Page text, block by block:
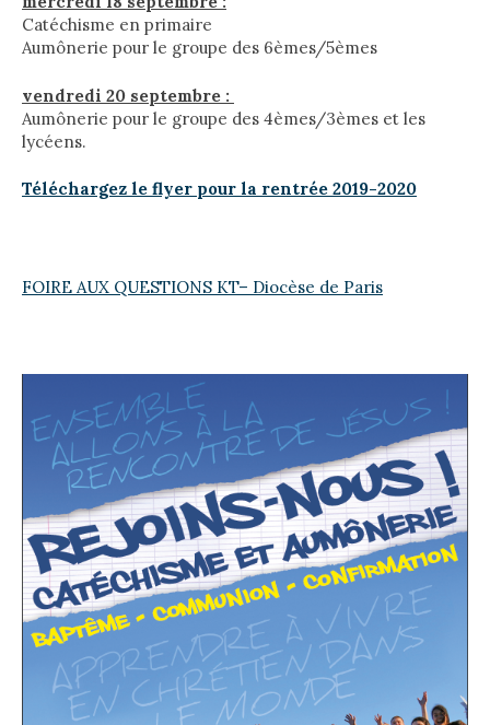
Catéchisme en primaire
Aumônerie pour le groupe des 6èmes/5èmes
vendredi 20 septembre :
Aumônerie pour le groupe des 4èmes/3èmes et les
lycéens.
Téléchargez le flyer pour la rentrée 2019-2020
FOIRE AUX QUESTIONS KT– Diocèse de Paris